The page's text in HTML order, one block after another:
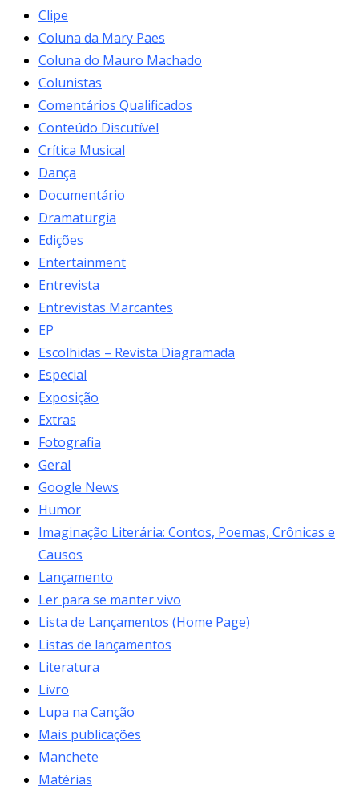
Clipe
Coluna da Mary Paes
Coluna do Mauro Machado
Colunistas
Comentários Qualificados
Conteúdo Discutível
Crítica Musical
Dança
Documentário
Dramaturgia
Edições
Entertainment
Entrevista
Entrevistas Marcantes
EP
Escolhidas – Revista Diagramada
Especial
Exposição
Extras
Fotografia
Geral
Google News
Humor
Imaginação Literária: Contos, Poemas, Crônicas e
Causos
Lançamento
Ler para se manter vivo
Lista de Lançamentos (Home Page)
Listas de lançamentos
Literatura
Livro
Lupa na Canção
Mais publicações
Manchete
Matérias